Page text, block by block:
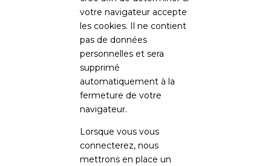
votre navigateur accepte
les cookies. Il ne contient
pas de données
personnelles et sera
supprimé
automatiquement à la
fermeture de votre
navigateur.
Lorsque vous vous
connecterez, nous
mettrons en place un